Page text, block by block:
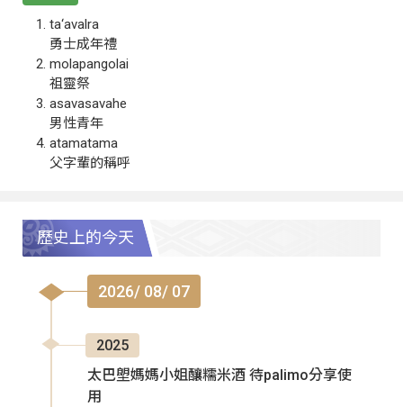
ta‘avalra
勇士成年禮
molapangolai
祖靈祭
asavasavahe
男性青年
atamatama
父字輩的稱呼
歷史上的今天
2026/ 08/ 07
2025
太巴塱媽媽小姐釀糯米酒 待palimo分享使
用